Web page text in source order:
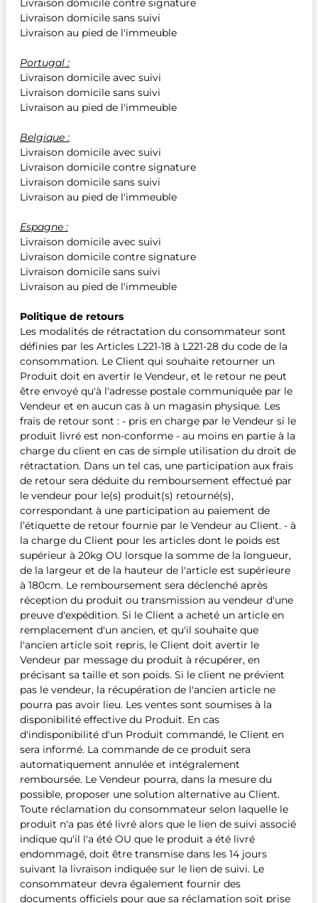
Livraison domicile contre signature
Livraison domicile sans suivi
Livraison au pied de l'immeuble
Portugal :
Livraison domicile avec suivi
Livraison domicile sans suivi
Livraison au pied de l'immeuble
Belgique :
Livraison domicile avec suivi
Livraison domicile contre signature
Livraison domicile sans suivi
Livraison au pied de l'immeuble
Espagne :
Livraison domicile avec suivi
Livraison domicile contre signature
Livraison domicile sans suivi
Livraison au pied de l'immeuble
Politique de retours
Les modalités de rétractation du consommateur sont
définies par les Articles L221-18 à L221-28 du code de la
consommation. Le Client qui souhaite retourner un
Produit doit en avertir le Vendeur, et le retour ne peut
être envoyé qu'à l'adresse postale communiquée par le
Vendeur et en aucun cas à un magasin physique. Les
frais de retour sont : - pris en charge par le Vendeur si le
produit livré est non-conforme - au moins en partie à la
charge du client en cas de simple utilisation du droit de
rétractation. Dans un tel cas, une participation aux frais
de retour sera déduite du remboursement effectué par
le vendeur pour le(s) produit(s) retourné(s),
correspondant à une participation au paiement de
l’étiquette de retour fournie par le Vendeur au Client. - à
la charge du Client pour les articles dont le poids est
supérieur à 20kg OU lorsque la somme de la longueur,
de la largeur et de la hauteur de l'article est supérieure
à 180cm. Le remboursement sera déclenché après
réception du produit ou transmission au vendeur d'une
preuve d'expédition. Si le Client a acheté un article en
remplacement d'un ancien, et qu'il souhaite que
l'ancien article soit repris, le Client doit avertir le
Vendeur par message du produit à récupérer, en
précisant sa taille et son poids. Si le client ne prévient
pas le vendeur, la récupération de l'ancien article ne
pourra pas avoir lieu. Les ventes sont soumises à la
disponibilité effective du Produit. En cas
d'indisponibilité d'un Produit commandé, le Client en
sera informé. La commande de ce produit sera
automatiquement annulée et intégralement
remboursée. Le Vendeur pourra, dans la mesure du
possible, proposer une solution alternative au Client.
Toute réclamation du consommateur selon laquelle le
produit n'a pas été livré alors que le lien de suivi associé
indique qu'il l'a été OU que le produit a été livré
endommagé, doit être transmise dans les 14 jours
suivant la livraison indiquée sur le lien de suivi. Le
consommateur devra également fournir des
documents officiels pour que sa réclamation soit prise